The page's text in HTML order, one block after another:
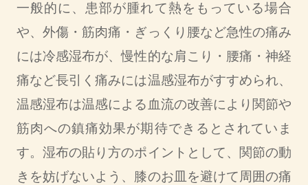
一般的に、患部が腫れて熱をもっている場合
や、外傷・筋肉痛・ぎっくり腰など急性の痛み
には冷感湿布が、慢性的な肩こり・腰痛・神経
痛など長引く痛みには温感湿布がすすめられ、
温感湿布は温感による血流の改善により関節や
筋肉への鎮痛効果が期待できるとされていま
す。湿布の貼り方のポイントとして、関節の動
きを妨げないよう、膝のお皿を避けて周囲の痛